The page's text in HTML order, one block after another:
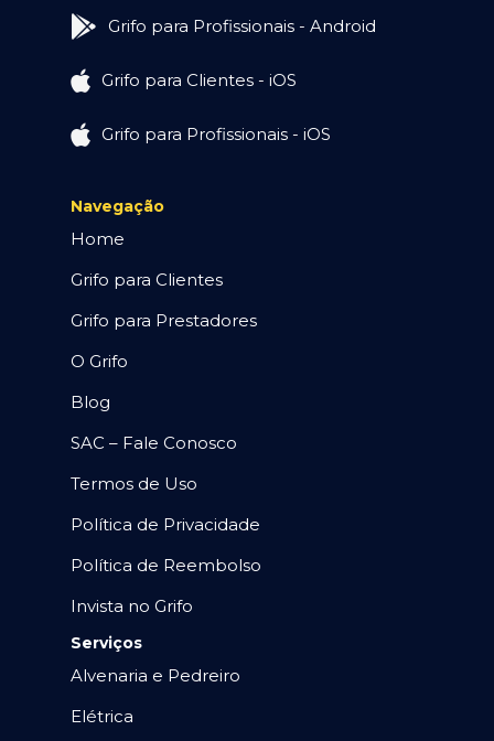
Grifo para Profissionais - Android
Grifo para Clientes - iOS
Grifo para Profissionais - iOS
Navegação
Home
Grifo para Clientes
Grifo para Prestadores
O Grifo
Blog
SAC – Fale Conosco
Termos de Uso
Política de Privacidade
Política de Reembolso
Invista no Grifo
Serviços
Alvenaria e Pedreiro
Elétrica